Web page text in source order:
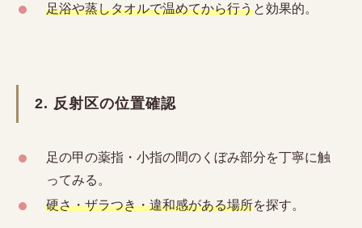
足浴や蒸しタオルで温めてから行うと効果的。
2. 反射区の位置確認
足の甲の薬指・小指の間のくぼみ部分を丁寧に触
ってみる。
硬さ・ザラつき・違和感がある場所を探す。